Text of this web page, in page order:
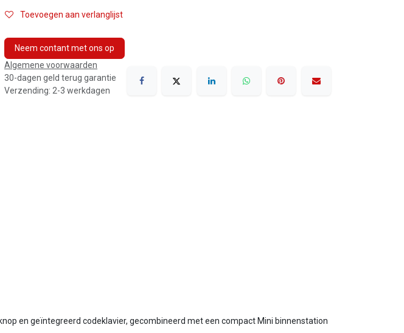
Toevoegen aan verlanglijst
Neem contant met ons op
Algemene voorwaarden
30-dagen geld terug garantie
Verzending: 2-3 werkdagen
en geïntegreerd codeklavier, gecombineerd met een compact Mini binnenstation